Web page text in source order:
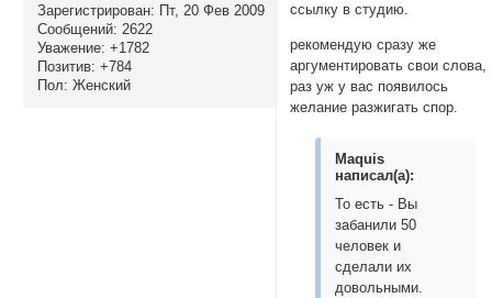
Зарегистрирован: Пт, 20 Фев 2009
Сообщений: 2622
Уважение: +1782
Позитив: +784
Пол: Женский
ссылку в студию.
рекомендую сразу же
аргументировать свои слова,
раз уж у вас появилось
желание разжигать спор.
Maquis
написал(а):
То есть - Вы
забанили 50
человек и
сделали их
довольными.